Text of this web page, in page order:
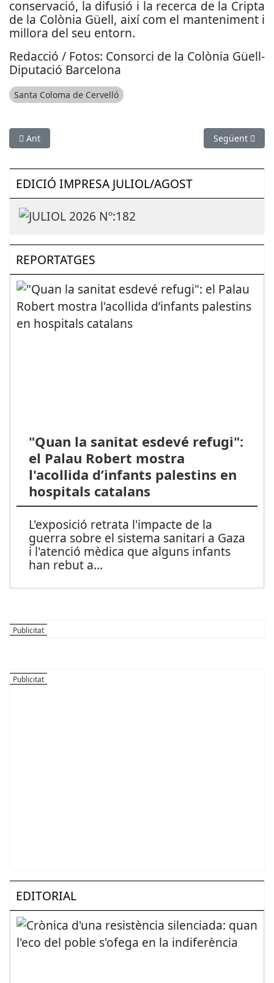
conservació, la difusió i la recerca de la Cripta
de la Colònia Güell, així com el manteniment i
millora del seu entorn.
Redacció / Fotos: Consorci de la Colònia Güell-
Diputació Barcelona
Santa Coloma de Cervelló
Article anterior: Lloll Bertran, pregonera de l’Aplec dels
Ant Article
Següent
EDICIÓ IMPRESA JULIOL/AGOST
REPORTATGES
"Quan la sanitat esdevé refugi":
el Palau Robert mostra
l'acollida d’infants palestins en
hospitals catalans
L'exposició retrata l'impacte de la
guerra sobre el sistema sanitari a Gaza
i l'atenció mèdica que alguns infants
han rebut a...
EDITORIAL